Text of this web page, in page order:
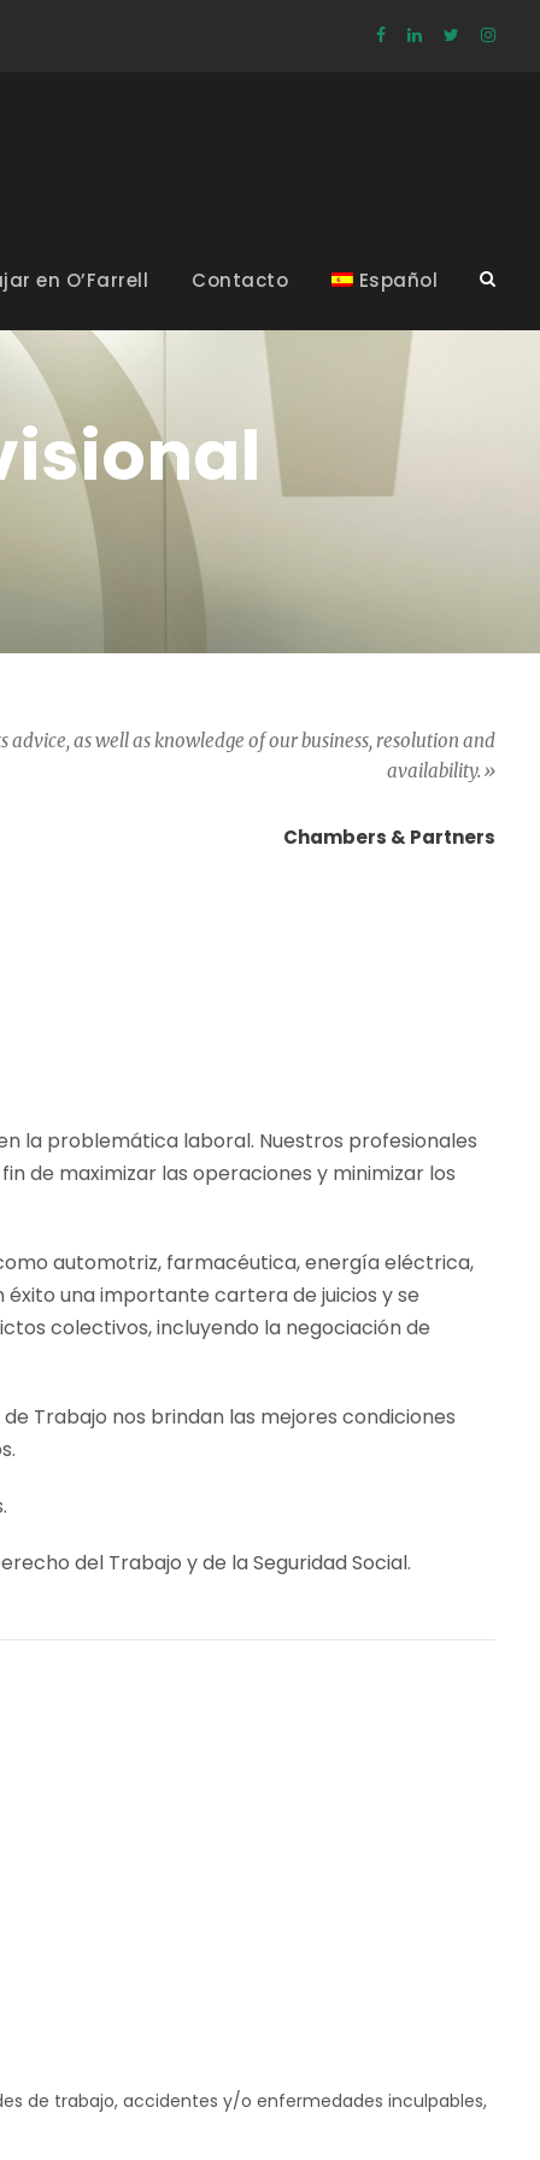
en O’Farrell Contacto Español
as well as knowledge of our business, resolution and
availability.»
Chambers & Partners
la problemática laboral. Nuestros profesionales
de maximizar las operaciones y minimizar los
automotriz, farmacéutica, energía eléctrica,
una importante cartera de juicios y se
colectivos, incluyendo la negociación de
Trabajo nos brindan las mejores condiciones
del Trabajo y de la Seguridad Social.
de trabajo, accidentes y/o enfermedades inculpables,